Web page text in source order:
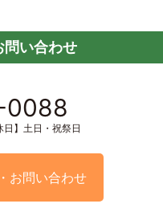
問い合わせ
】土日・祝祭日
お問い合わせ